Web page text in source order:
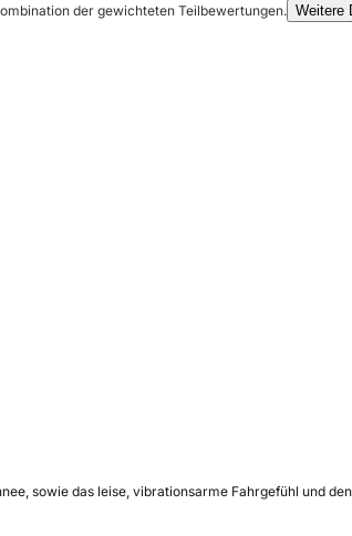
der gewichteten Teilbewertungen. Weitere
sowie das leise, vibrationsarme Fahrgefühl